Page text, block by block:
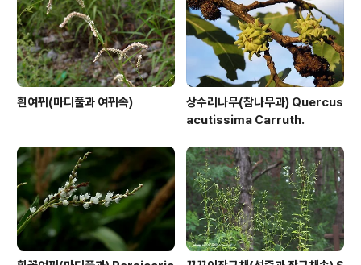
흰여뀌(마디풀과 여뀌속)
상수리나무(참나무과) Quercus
acutissima Carruth.